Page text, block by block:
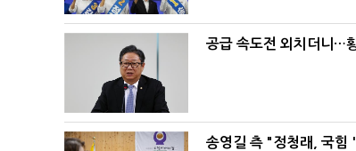
공급 속도전 외치더니…
송영길 측 "정청래, 국힘